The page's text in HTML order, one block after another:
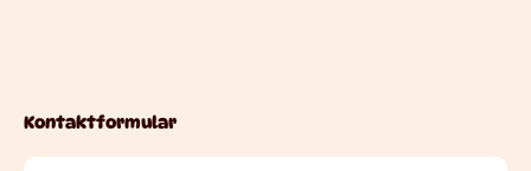
Kontaktformular